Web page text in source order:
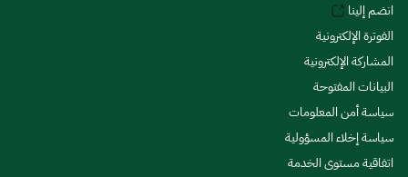
انضم إلينا
الفوترة الإلكترونية
المشاركة الإلكترونية
البيانات المفتوحة
سياسة أمن المعلومات
سياسة إخلاء المسؤولية
اتفاقية مستوى الخدمة